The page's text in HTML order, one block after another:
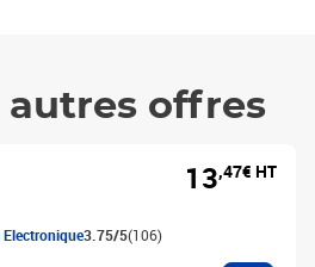
autres offres
Electronique3.75/5(106)
13,47€ HT